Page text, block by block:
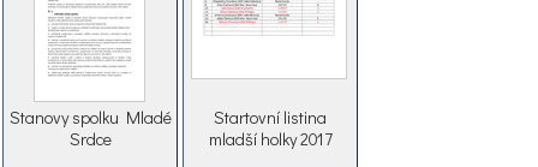
Stanovy spolku Mladé
Srdce
Startovní listina
mladší holky 2017